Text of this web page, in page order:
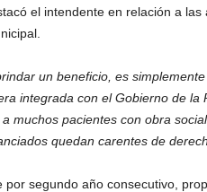
el intendente en relación a las
un beneficio, es
integrada con el Gobierno de la
muchos pacientes con obra
quedan carentes de
por segundo año consecutivo,